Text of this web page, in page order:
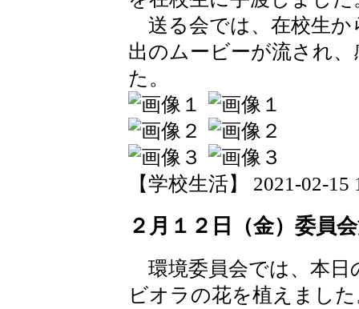
送る会では、在校生か
出のムービーが流され
た。
【学校生活】 2021-02-15
２月１２日（金）委員
環境委員会では、本日
ビオラの花を植えまし